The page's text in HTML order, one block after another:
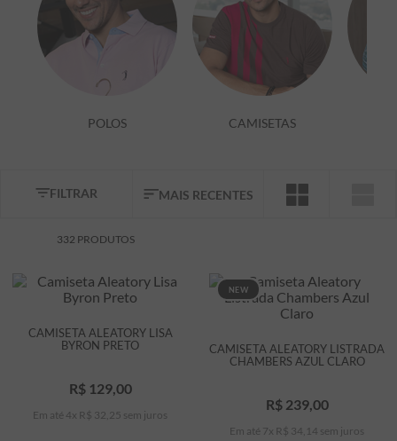
POLOS CAMISETAS
MAIS RECENTES
FILTRAR
332 PRODUTOS
CAMISETA ALEATORY LISA
BYRON PRETO
R$ 129, 00
Em até 4 x R$ 32 25 sem juros
NEW
CAMISETA ALEATORY LISTRADA
CHAMBERS AZUL CLARO
R$ 239, 00
Em até 7 x R$ 34 14 sem juros
5º
jaqueta
6º
pima
º
bermuda